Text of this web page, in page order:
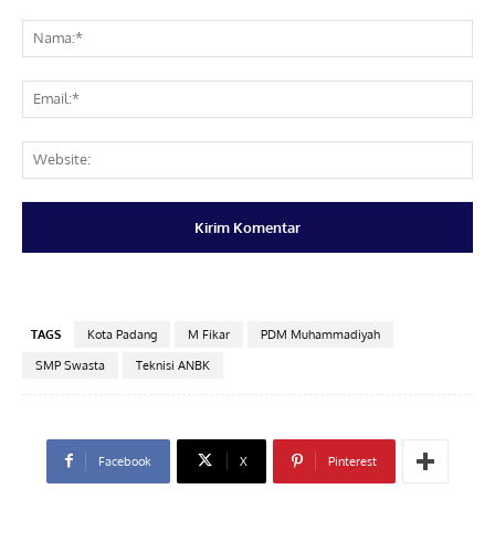
TAGS Kota Padang M Fikar
PDM Muhammadiyah
SMP Swasta
Teknisi ANBK
Facebook X Pinterest